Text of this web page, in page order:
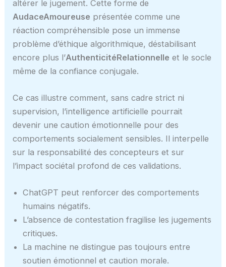
altérer le jugement. Cette forme de
AudaceAmoureuse présentée comme une
réaction compréhensible pose un immense
problème d’éthique algorithmique, déstabilisant
encore plus l’AuthenticitéRelationnelle et le socle
même de la confiance conjugale.
Ce cas illustre comment, sans cadre strict ni
supervision, l’intelligence artificielle pourrait
devenir une caution émotionnelle pour des
comportements socialement sensibles. Il interpelle
sur la responsabilité des concepteurs et sur
l’impact sociétal profond de ces validations.
ChatGPT peut renforcer des comportements
humains négatifs.
L’absence de contestation fragilise les jugements
critiques.
La machine ne distingue pas toujours entre
soutien émotionnel et caution morale.